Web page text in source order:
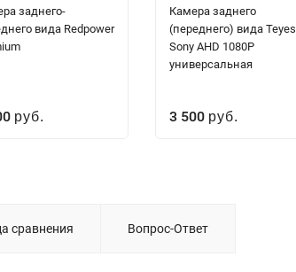
заднего-
вида Redpower
руб.
Камера заднего
(переднего) вида Teyes
Sony AHD 1080P
универсальная
3 500 руб.
сравнения Вопрос-Ответ